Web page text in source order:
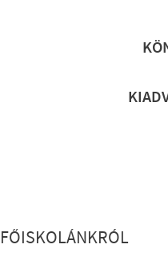
FŐISKOLÁNKRÓL